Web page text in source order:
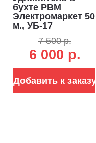
бухте РВМ
Электромаркет 50
м., УБ-17
(КГ, 3x1.5, 3.5 кВт)
7 500 р.
6 000 р.
Добавить к заказу